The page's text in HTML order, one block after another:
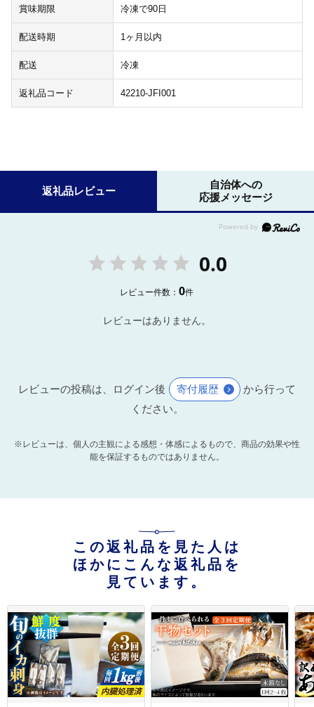
賞味期限 冷凍で90日
配送時期 1ヶ月以内
配送 冷凍
返礼品コード 42210-JFI001
返礼品レビュー
自治体への
応援メッセージ
0.0
レビュー件数：0件
レビューはありません。
レビューの投稿は、ログイン後 寄付履歴
から行って
ください。
※レビューは、個人の主観による感想・体感によるもので、商品の効果や性
能を保証するものではありません。
この返礼品を見た人は
ほかにこんな返礼品を
見ています。